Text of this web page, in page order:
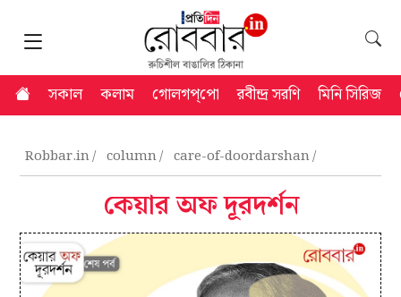
সকাল কলাম গোলগপ্‌পো রবীন্দ্র সরণি মিনি সিরিজ
Robbar.in column care-of-doordarshan
কেয়ার অফ দূরদর্শন